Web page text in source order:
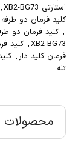
استارتی XB2-BG73
,
کلید فرمان دو طرفه XB2-BG73
, کلید فرمان دو
XB2-BG73
, کلید
فرمان کلید دار,
تله
محصولات